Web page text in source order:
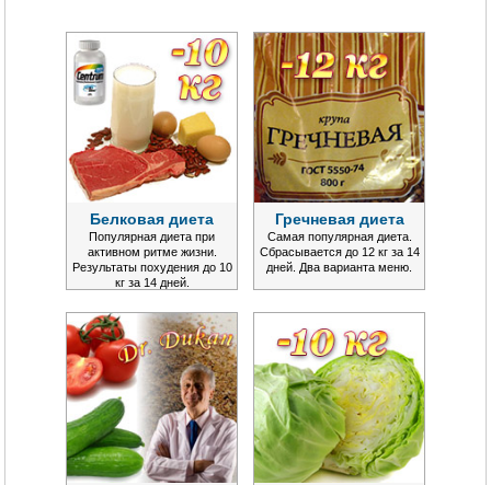
Белковая диета
Популярная диета при
активном ритме жизни.
Результаты похудения до 10
кг за 14 дней.
Гречневая диета
Самая популярная диета.
Сбрасывается до 12 кг за 14
дней. Два варианта меню.